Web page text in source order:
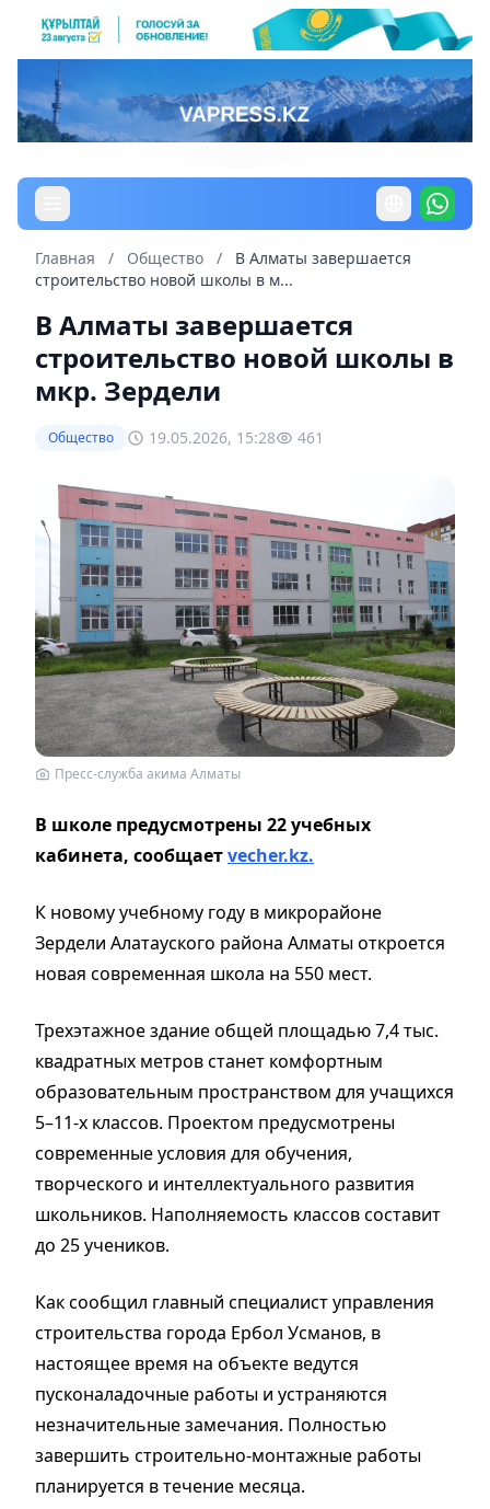
Главная / Общество /
В Алматы завершается
строительство новой школы в м...
В Алматы завершается
строительство новой школы в
мкр. Зердели
Общество 19.05.2026, 15:28 461
Пресс-служба акима Алматы
В школе предусмотрены 22 учебных
кабинета, сообщаетvecher.kz.
К новому учебному году в микрорайоне
Зердели Алатауского района Алматы откроется
новая современная школа на 550 мест.
Трехэтажное здание общей площадью 7,4 тыс.
квадратных метров станет комфортным
образовательным пространством для учащихся
5–11-х классов. Проектом предусмотрены
современные условия для обучения,
творческого и интеллектуального развития
школьников. Наполняемость классов составит
до 25 учеников.
Как сообщил главный специалист управления
строительства города Ербол Усманов, в
настоящее время на объекте ведутся
пусконаладочные работы и устраняются
незначительные замечания. Полностью
завершить строительно-монтажные работы
планируется в течение месяца.